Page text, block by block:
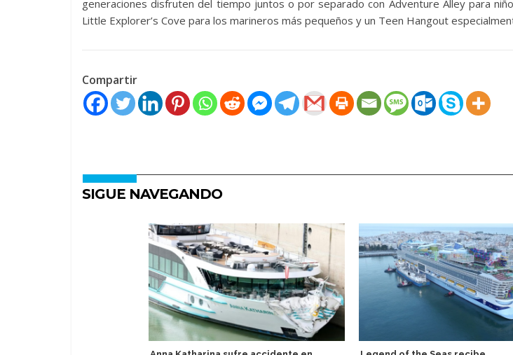
generaciones disfruten del tiempo juntos o por separado con Adventure Alley para
Little Explorer’s Cove para los marineros más pequeños y un Teen Hangout
Compartir
SIGUE NAVEGANDO